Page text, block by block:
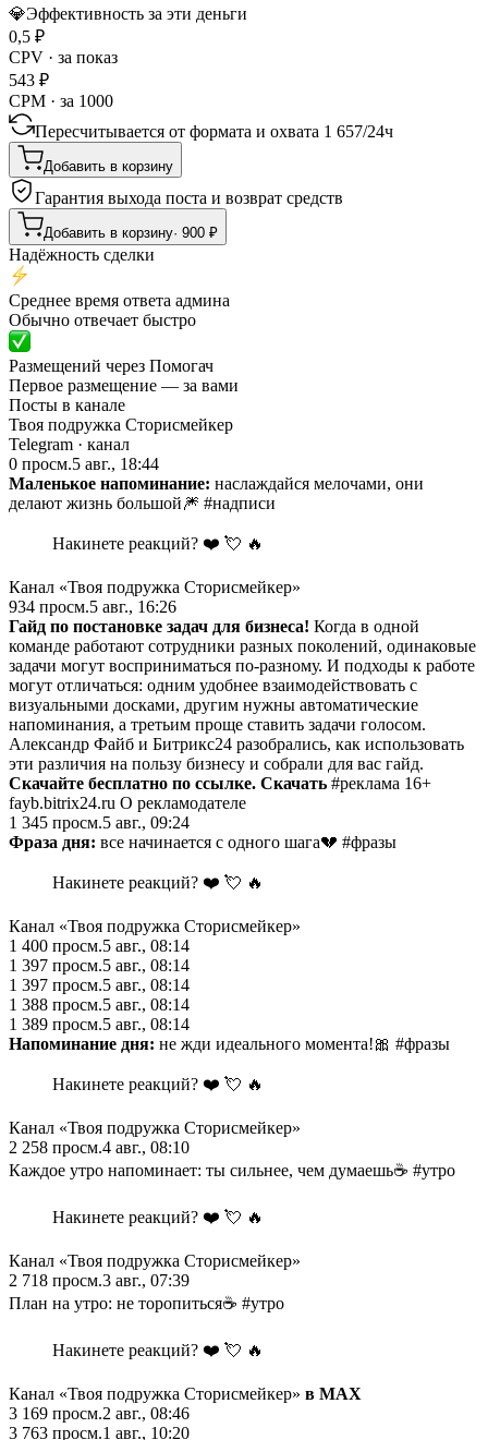
💎Эффективность за эти деньги
0,5 ₽
CPV · за показ
543 ₽
CPM · за 1000
Пересчитывается от формата и охвата 1 657/24ч
Добавить в корзину
Гарантия выхода поста и возврат средств
Добавить в корзину· 900 ₽
Надёжность сделки
Среднее время ответа админа
Обычно отвечает быстро
Размещений через Помогач
Первое размещение — за вами
Посты в канале
Твоя подружка Сторисмейкер
Telegram · канал
0 просм.5 авг., 18:44
Маленькое напоминание: наслаждайся мелочами, они
делают жизнь большой🎆 #надписи
Накинете реакций? ❤️ 💘 🔥
Канал «Твоя подружка Сторисмейкер»
934 просм.5 авг., 16:26
Гайд по постановке задач для бизнеса! Когда в одной
команде работают сотрудники разных поколений, одинаковые
задачи могут восприниматься по-разному. И подходы к работе
могут отличаться: одним удобнее взаимодействовать с
визуальными досками, другим нужны автоматические
напоминания, а третьим проще ставить задачи голосом.
Александр Файб и Битрикс24 разобрались, как использовать
эти различия на пользу бизнесу и собрали для вас гайд.
Скачайте бесплатно по ссылке. Скачать #реклама 16+
fayb.bitrix24.ru О рекламодателе
1 345 просм.5 авг., 09:24
Фраза дня: все начинается с одного шага💔 #фразы
Накинете реакций? ❤️ 💘 🔥
Канал «Твоя подружка Сторисмейкер»
1 400 просм.5 авг., 08:14
1 397 просм.5 авг., 08:14
1 397 просм.5 авг., 08:14
1 388 просм.5 авг., 08:14
1 389 просм.5 авг., 08:14
Напоминание дня: не жди идеального момента!🎀 #фразы
Накинете реакций? ❤️ 💘 🔥
Канал «Твоя подружка Сторисмейкер»
2 258 просм.4 авг., 08:10
Каждое утро напоминает: ты сильнее, чем думаешь☕️ #утро
Накинете реакций? ❤️ 💘 🔥
Канал «Твоя подружка Сторисмейкер»
2 718 просм.3 авг., 07:39
План на утро: не торопиться☕️ #утро
Накинете реакций? ❤️ 💘 🔥
Канал «Твоя подружка Сторисмейкер» в MAX
3 169 просм.2 авг., 08:46
3 763 просм.1 авг., 10:20